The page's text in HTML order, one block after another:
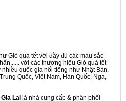
Giỏ quà tết với đầy đủ các màu sắc
với các thương hiệu Giỏ quà tết
quốc gia nổi tiếng như Nhật Bản,
Quốc, Việt Nam, Hàn Quốc, Nga,
Lai là nhà cung cấp & phân phối